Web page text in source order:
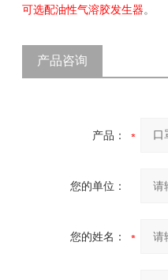
可选配油性气溶胶发生器。
产品咨询
产品：
您的单位：
您的姓名：